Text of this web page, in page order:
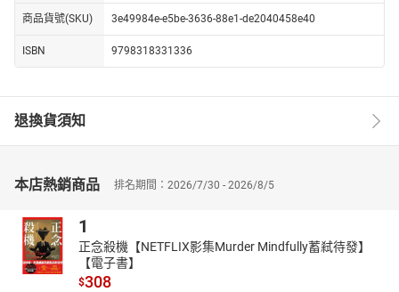
商品貨號(SKU) 3e49984e-e5be-3636-88e1-de2040458e40
ISBN 9798318331336
退換貨須知
本店熱銷商品 排名期間：2026/7/30 - 2026/8/5
1
正念殺機【NETFLIX影集Murder Mindfully蓄弒待發】
【電子書】
$308